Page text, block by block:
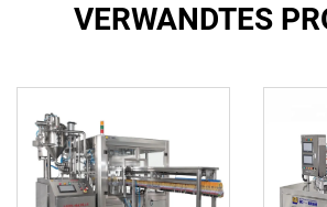
VERWANDTES